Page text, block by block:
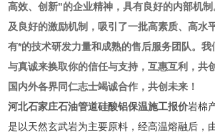
高效、创新"的企业精神，具有良好的内部机
及良好的激励机制，吸引了一批高素质、高水
有*的技术研发力量和成熟的售后服务团队。
与真诚来换取你的信任与支持，互惠互利，共
国内外各界同仁志士竭诚合作，共创未来！
河北石家庄石油管道硅酸铝保温施工报价岩棉
是以天然玄武岩为主要原料，经高温熔融后，